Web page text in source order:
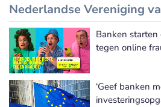
Nederlandse Vereniging
Nederlandse
Banken
tegen online
‘Geef banken